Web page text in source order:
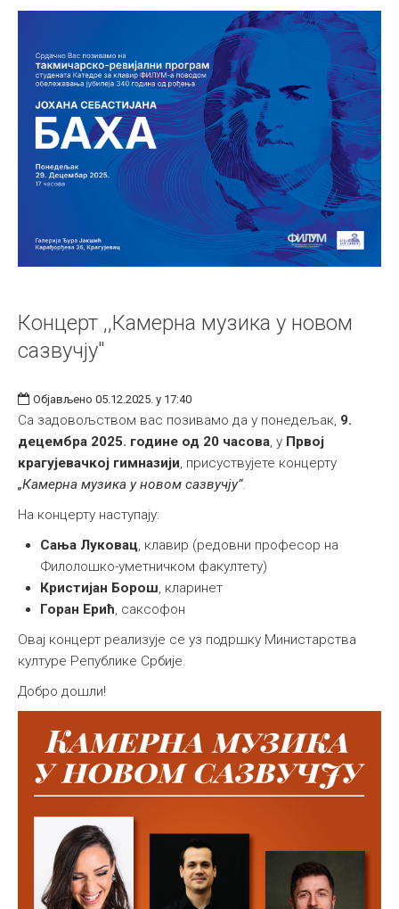
Концерт ,,Камерна музика у новом
сазвучју"
Објављено 05.12.2025. у 17:40
Са задовољством вас позивамо да у понедељак, 9.
децембра 2025. године од 20 часова, у Првој
крагујевачкој гимназији, присуствујете концерту
„Камерна музика у новом сазвучју“.
На концерту наступају:
Сања Луковац, клавир (редовни професор на
Филолошко-уметничком факултету)
Кристијан Борош, кларинет
Горан Ерић, саксофон
Овај концерт реализује се уз подршку Министарства
културе Републике Србије.
Добро дошли!